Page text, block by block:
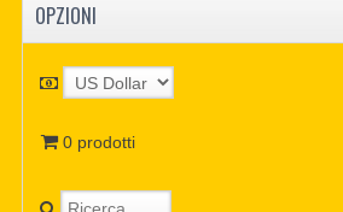
OPZIONI
0 prodotti